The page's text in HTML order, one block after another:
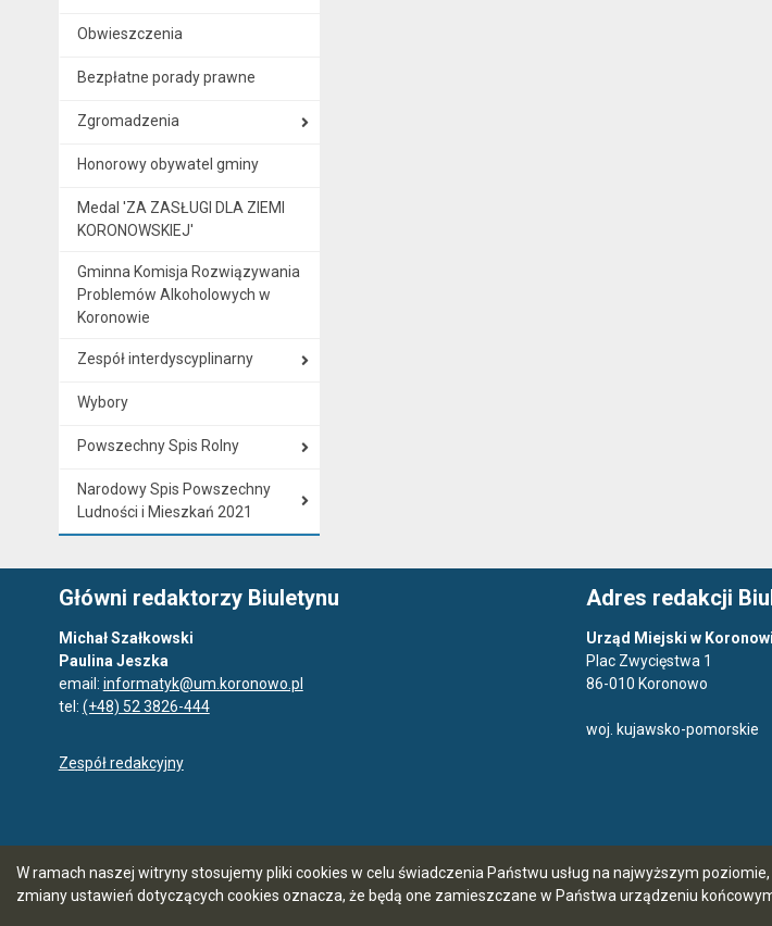
W ramach naszej witryny stosujemy pliki cookies w celu świadczenia Państwu usług na najwyższym
zmiany ustawień dotyczących cookies oznacza, że będą one zamieszczane w Państwa urządzeniu
Obwieszczenia
Bezpłatne porady prawne
Zgromadzenia
Honorowy obywatel gminy
Medal 'ZA ZASŁUGI DLA ZIEMI
KORONOWSKIEJ'
Gminna Komisja Rozwiązywania
Problemów Alkoholowych w
Koronowie
Zespół interdyscyplinarny
Wybory
Powszechny Spis Rolny
Narodowy Spis Powszechny
Ludności i Mieszkań 2021
Główni redaktorzy Biuletynu
Michał Szałkowski
Paulina Jeszka
email: informatyk@um.koronowo.pl
tel: (+48) 52 3826-444
Zespół redakcyjny
Adres redakcji
Urząd Miejski w
Plac Zwycięstwa 1
86-010 Koronowo
woj. kujawsko-pomorskie
5.7.0 [66]